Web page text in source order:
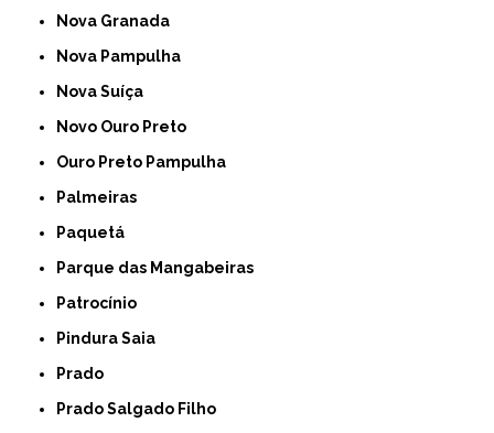
Nova Granada
Nova Pampulha
Nova Suíça
Novo Ouro Preto
Ouro Preto Pampulha
Palmeiras
Paquetá
Parque das Mangabeiras
Patrocínio
Pindura Saia
Prado
Prado Salgado Filho